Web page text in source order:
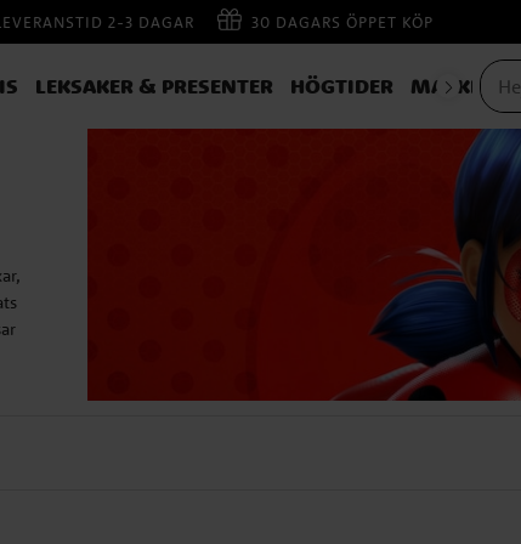
2-3 DAGAR 30 DAGARS ÖPPET KÖP
LEKSAKER & PRESENTER HÖGTIDER MASKERAD
i